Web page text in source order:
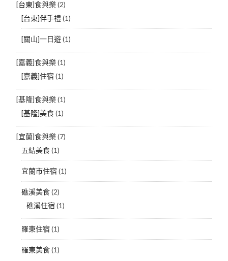
[台東]食與樂(2)
[台東]伴手禮(1)
[關山]一日遊(1)
[嘉義]食與樂(1)
[嘉義]住宿 (1)
[基隆]食與樂(1)
[基隆]美食(1)
[宜蘭]食與樂(7)
五結美食(1)
宜蘭市住宿 (1)
礁溪美食(2)
礁溪住宿 (1)
羅東住宿 (1)
羅東美食(1)